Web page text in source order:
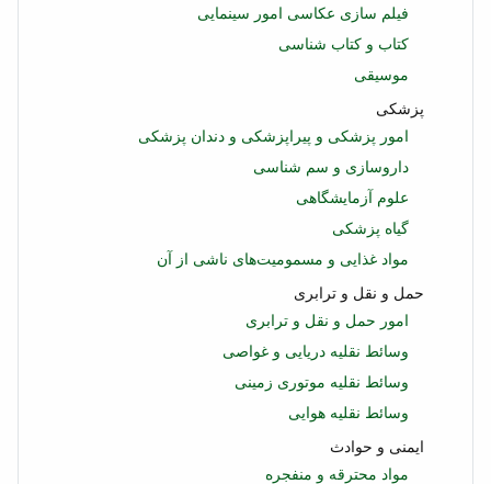
فیلم سازی عکاسی امور سینمایی
کتاب و کتاب شناسی
موسیقی
پزشکی
امور پزشکی و پیراپزشکی و دندان پزشکی
داروسازی و سم شناسی
علوم آزمایشگاهی
گیاه پزشکی
مواد غذایی و مسمومیت‌های ناشی از آن
حمل و نقل و ترابری
امور حمل و نقل و ترابری
وسائط نقلیه دریایی و غواصی
وسائط نقلیه موتوری زمینی
وسائط نقلیه هوایی
ایمنی و حوادث
مواد محترقه و منفجره